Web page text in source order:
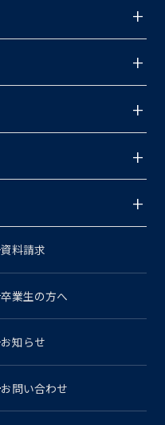
資料請求
卒業生の方へ
お知らせ
お問い合わせ